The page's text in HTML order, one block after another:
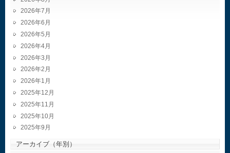
2026年7月
2026年6月
2026年5月
2026年4月
2026年3月
2026年2月
2026年1月
2025年12月
2025年11月
2025年10月
2025年9月
アーカイブ（年別）